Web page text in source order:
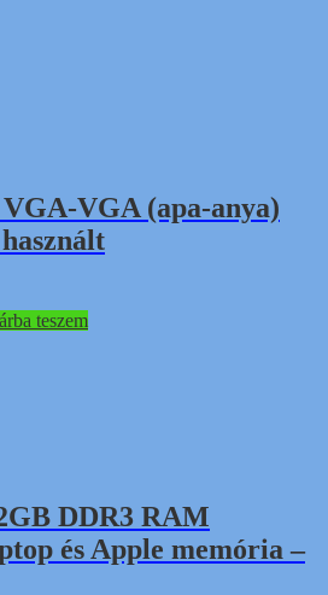
VGA (apa-anya)
teszem
DDR3 RAM
és Apple memória –